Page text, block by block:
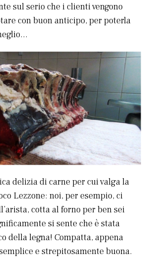
sul serio che i clienti vengono
con buon anticipo, per poterla
delizia di carne per cui valga la
Lezzone: noi, per esempio, ci
cotta al forno per ben sei
si sente che è stata
della legna! Compatta, appena
e strepitosamente buona.